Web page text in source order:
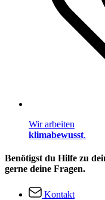
Wir arbeiten
klimabewusst.
Benötigst du Hilfe zu
gerne deine Fragen.
Kontakt